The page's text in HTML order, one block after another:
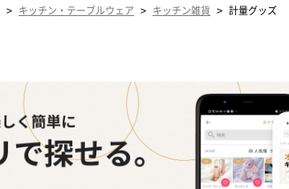
> キッチン・テーブルウェア > キッチン雑貨 > 計量グッズ